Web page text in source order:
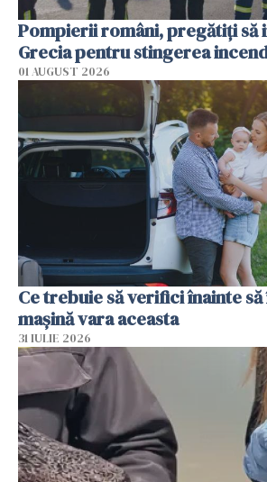
Pompierii români, pregătiţi să
Grecia pentru stingerea
01 AUGUST 2026
Ce trebuie să verifici înainte
mașină vara aceasta
31 IULIE 2026